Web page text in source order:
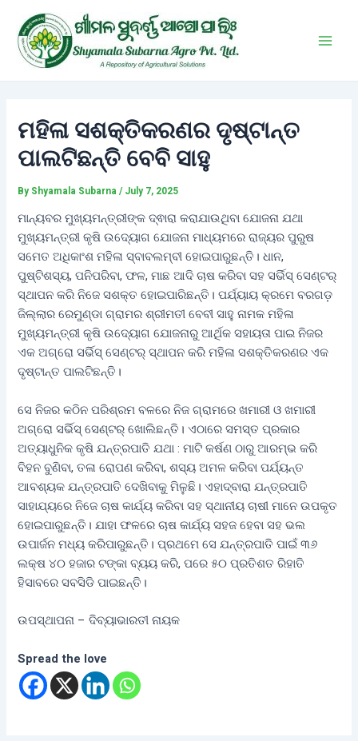
content
ମହିଳା ସଶକ୍ତିକରଣର ଦୃଷ୍ଟାନ୍ତ
ପାଲଟିଛନ୍ତି ବେବି ସାହୁ
By Shyamala Subarna/ July 7, 2025
ମାନ୍ୟବର ମୁଖ୍ୟମନ୍ତ୍ରୀଙ୍କ ଦ୍ଵାରା କରାଯାଉଥିବା ଯୋଜନା ଯଥା
ମୁଖ୍ୟମନ୍ତ୍ରୀ କୃଷି ଉଦ୍ୟୋଗ ଯୋଜନା ମାଧ୍ୟମରେ ରାଜ୍ୟର ପୁରୁଷ
ସମେତ ଅଧିକାଂଶ ମହିଳା ସ୍ବାବଲମ୍ବୀ ହୋଇପାରୁଛନ୍ତି। ଧାନ,
ପୁଷ୍ଟିଶସ୍ୟ, ପନିପରିବା, ଫଳ, ମାଛ ଆଦି ଚାଷ କରିବା ସହ ସର୍ଭିସ୍ ସେଣ୍ଟର୍
ସ୍ଥାପନ କରି ନିଜେ ସଶକ୍ତ ହୋଇପାରିଛନ୍ତି। ପର୍ଯ୍ୟାୟ କ୍ରମେ ବରଗଡ଼
ଜିଲ୍ଲାର ରେମୁଣ୍ଡା ଗ୍ରାମର ଶ୍ରୀମତୀ ବେବୀ ସାହୁ ନାମକ ମହିଳା
ମୁଖ୍ୟମନ୍ତ୍ରୀ କୃଷି ଉଦ୍ୟୋଗ ଯୋଜନାରୁ ଆର୍ଥିକ ସହାୟତା ପାଇ ନିଜର
ଏକ ଅଗ୍ରୋ ସର୍ଭିସ୍ ସେଣ୍ଟର୍ ସ୍ଥାପନ କରି ମହିଳା ସଶକ୍ତିକରଣର ଏକ
ଦୃଷ୍ଟାନ୍ତ ପାଲଟିଛନ୍ତି।
ସେ ନିଜର କଠିନ ପରିଶ୍ରମ ବଳରେ ନିଜ ଗ୍ରାମରେ ଖମାରୀ ଓ ଖମାରୀ
ଅଗ୍ରୋ ସର୍ଭିସ୍ ସେଣ୍ଟର୍ ଖୋଲିଛନ୍ତି। ଏଠାରେ ସମସ୍ତ ପ୍ରକାର
ଅତ୍ୟାଧୁନିକ କୃଷି ଯନ୍ତ୍ରପାତି ଯଥା : ମାଟି କର୍ଷଣ ଠାରୁ ଆରମ୍ଭ କରି
ବିହନ ବୁଣିବା, ତଳା ରୋପଣ କରିବା, ଶସ୍ୟ ଅମଳ କରିବା ପର୍ଯ୍ୟନ୍ତ
ଆବଶ୍ୟକ ଯନ୍ତ୍ରପାତି ଦେଖିବାକୁ ମିଳୁଛି। ଏହାଦ୍ବାରା ଯନ୍ତ୍ରପାତି
ସାହାଯ୍ୟରେ ନିଜେ ଚାଷ କାର୍ଯ୍ୟ କରିବା ସହ ସ୍ଥାନୀୟ ଚାଷୀ ମାନେ ଉପକୃତ
ହୋଇପାରୁଛନ୍ତି। ଯାହା ଫଳରେ ଚାଷ କାର୍ଯ୍ୟ ସହଜ ହେବା ସହ ଭଲ
ଉପାର୍ଜନ ମଧ୍ୟ କରିପାରୁଛନ୍ତି। ପ୍ରଥମେ ସେ ଯନ୍ତ୍ରପାତି ପାଇଁ ୩୬
ଲକ୍ଷ ୪୦ ହଜାର ଟଙ୍କା ବ୍ୟୟ କରି, ପରେ ୫୦ ପ୍ରତିଶତ ରିହାତି
ହିସାବରେ ସବସିଡି ପାଇଛନ୍ତି।
ଉପସ୍ଥାପନା – ଦିବ୍ୟାଭାରତୀ ନାୟକ
Spread the love
navigation